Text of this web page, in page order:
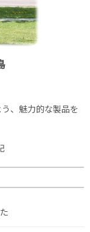
、魅力的な製品を